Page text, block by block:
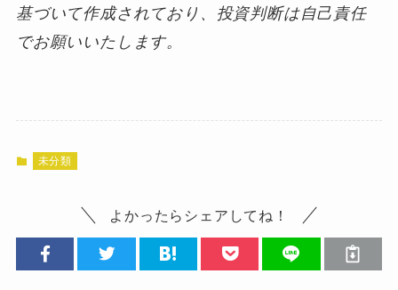
基づいて作成されており、投資判断は自己責任
でお願いいたします。
未分類
よかったらシェアしてね！